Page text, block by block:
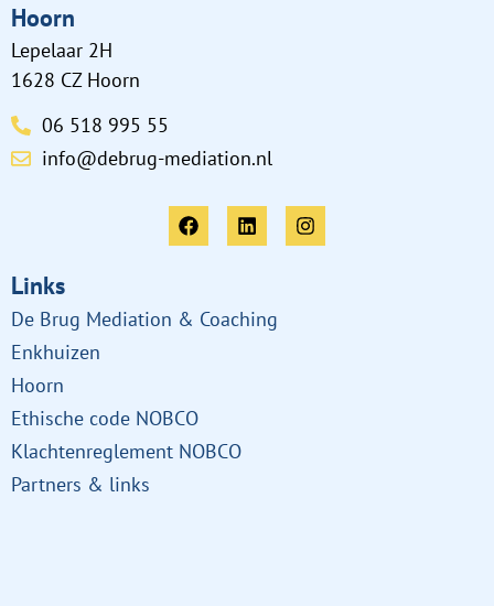
Hoorn
Lepelaar 2H
1628 CZ Hoorn
06 518 995 55
info@debrug-mediation.nl
Links
De Brug Mediation & Coaching
Enkhuizen
Hoorn
Ethische code NOBCO
Klachtenreglement NOBCO
Partners & links